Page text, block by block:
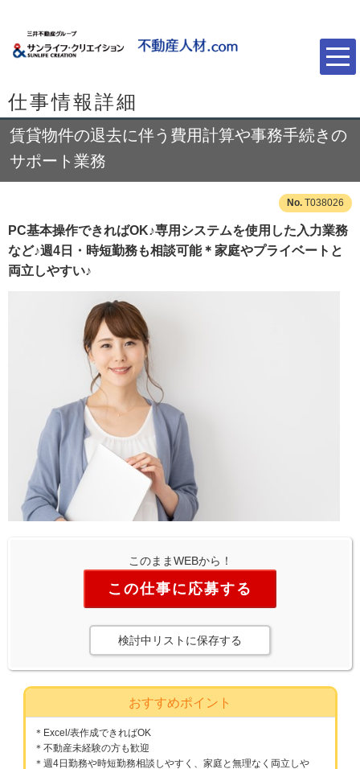
仕事情報詳細
賃貸物件の退去に伴う費用計算や事務手続きの
サポート業務
T038026
PC基本操作できればOK♪専用システムを使用した入力業務
など♪週4日・時短勤務も相談可能＊家庭やプライベートと
両立しやすい♪
このままWEBから！
この仕事に応募する
検討中リストに保存する
おすすめポイント
＊Excel/表作成できればOK
＊不動産未経験の方も歓迎
＊週4日勤務や時短勤務相談しやすく、家庭と無理なく両立しや